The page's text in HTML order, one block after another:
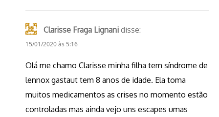
Clarisse Fraga Lignani disse:
15/01/2020 às 5:16
Olá me chamo Clarisse minha filha tem síndrome de
lennox gastaut tem 8 anos de idade. Ela toma
muitos medicamentos as crises no momento estão
controladas mas ainda vejo uns escapes umas